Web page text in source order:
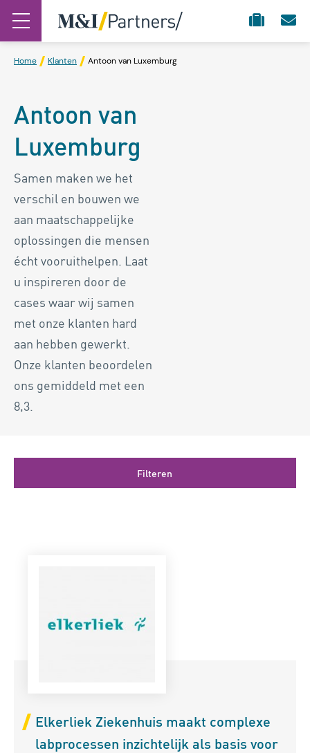
Home Klanten Antoon van Luxemburg
Antoon van
Luxemburg
Samen maken we het
verschil en bouwen we
aan maatschappelijke
oplossingen die mensen
écht vooruithelpen. Laat
u inspireren door de
cases waar wij samen
met onze klanten hard
aan hebben gewerkt.
Onze klanten beoordelen
ons gemiddeld met een
8,3.
Filteren
Elkerliek Ziekenhuis maakt complexe
labprocessen inzichtelijk als basis voor